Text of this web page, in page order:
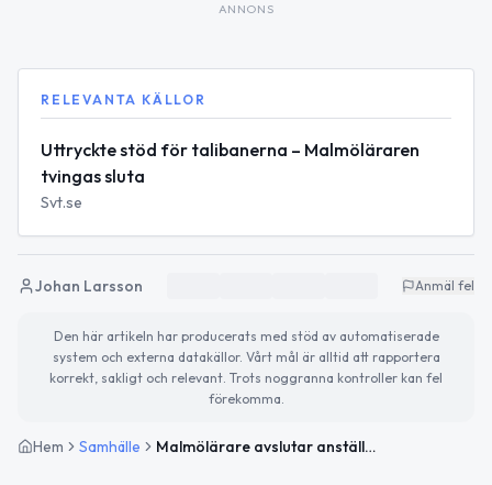
ANNONS
RELEVANTA KÄLLOR
Uttryckte stöd för talibanerna – Malmöläraren
tvingas sluta
Svt.se
Johan Larsson Anmäl fel
Den här artikeln har producerats med stöd av automatiserade
system och externa datakällor. Vårt mål är alltid att rapportera
korrekt, sakligt och relevant. Trots noggranna kontroller kan fel
förekomma.
Hem Samhälle Malmölärare avslutar anställning efter stöd för talibanerna